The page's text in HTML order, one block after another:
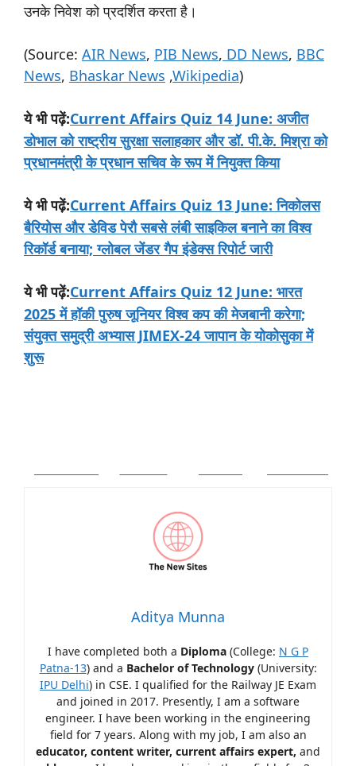
उनके निवेश को प्रदर्शित करता है।
(Source: AIR News, PIB News, DD News, BBC
News, Bhaskar News ,Wikipedia)
ये भी पढ़ें:Current Affairs Quiz 14 June: अजीत
डोभाल को राष्ट्रीय सुरक्षा सलाहकार और डॉ. पी.के. मिश्रा को
प्रधानमंत्री के प्रधान सचिव के रूप में नियुक्त किया
ये भी पढ़ें:Current Affairs Quiz 13 June: निकोलस
बैरियोस और डेविड पेरौ सबसे लंबी साइकिल बनाने का विश्व
रिकॉर्ड बनाया; ग्लोबल जेंडर गैप इंडेक्स रिपोर्ट जारी
ये भी पढ़ें:Current Affairs Quiz 12 June: भारत
2025 में हॉकी पुरुष जूनियर विश्व कप की मेजबानी करेगा;
संयुक्त समुद्री अभ्यास JIMEX-24 जापान के योकोसुका में
शुरू
Aditya Munna
I have completed both a Diploma (College: N G P
Patna-13) and a Bachelor of Technology(University:
IPU Delhi) in CSE. I qualified for the Railway JE Exam
and joined in 2017. Presently, I am a software
engineer. I have been working in the engineering
field for 7 years. Along with my job, I am also an
educator, content writer, current affairs expert, and